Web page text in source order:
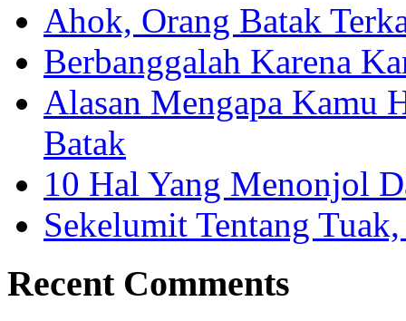
Ahok, Orang Batak
Berbanggalah Karena
Alasan Mengapa Kamu
Batak
10 Hal Yang Menonjol
Sekelumit Tentang
Recent Comments